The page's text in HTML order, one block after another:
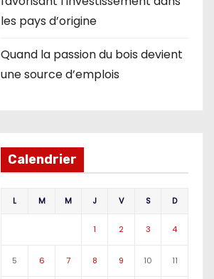
les pays d’origine
Quand la passion du bois devient
une source d’emplois
Calendrier
L M M J V S D
1 2 3 4
5 6 7 8 9 10 11